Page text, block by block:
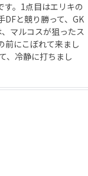
す。1点目はエリキの
と競り勝って、GK
マルコスが狙ったス
前にこぼれて来まし
、冷静に打ちまし